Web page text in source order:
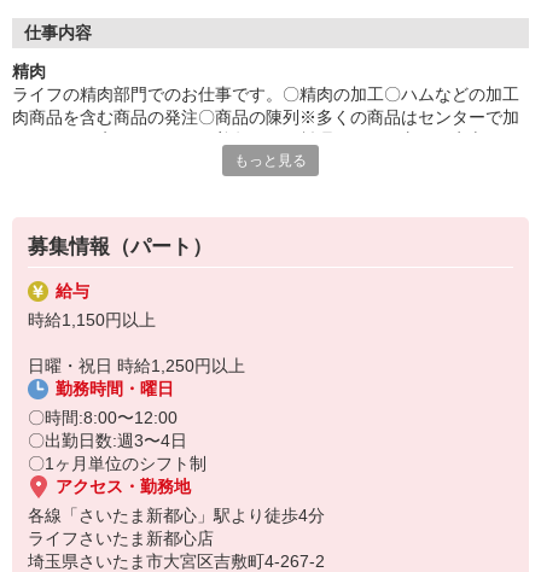
■ライフで働くと
肉を見分けられるようになります〇パートナーさんは日・祝日に
勤務すると、時給+100円！
仕事内容
精肉
ライフの精肉部門でのお仕事です。〇精肉の加工〇ハムなどの加工
肉商品を含む商品の発注〇商品の陳列※多くの商品はセンターで加
もっと見る
募集情報（パート）
給与
時給1,150円以上
日曜・祝日 時給1,250円以上
勤務時間・曜日
〇時間:8:00〜12:00
〇出勤日数:週3〜4日
〇1ヶ月単位のシフト制
アクセス・勤務地
各線「さいたま新都心」駅より徒歩4分
ライフさいたま新都心店
埼玉県さいたま市大宮区吉敷町4-267-2